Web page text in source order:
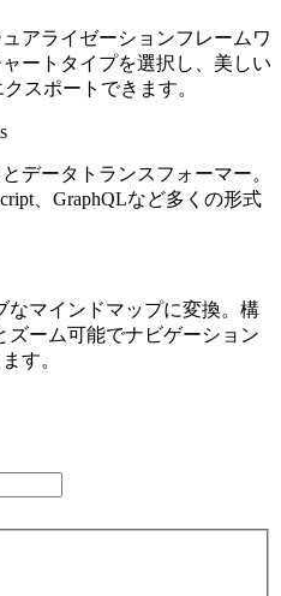
アライゼーションフレームワ
ートタイプを選択し、美しい
スポートできます。
データトランスフォーマー。
、GraphQLなど多くの形式
なマインドマップに変換。構
ズーム可能でナビゲーション
す。